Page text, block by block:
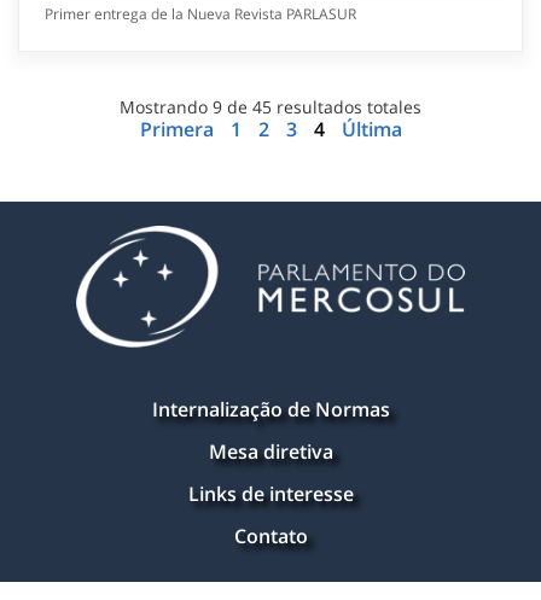
Primer entrega de la Nueva Revista PARLASUR
Mostrando 9 de 45 resultados totales
Primera 1 2 3 4 Última
Internalização de Normas
Mesa diretiva
Links de interesse
Contato